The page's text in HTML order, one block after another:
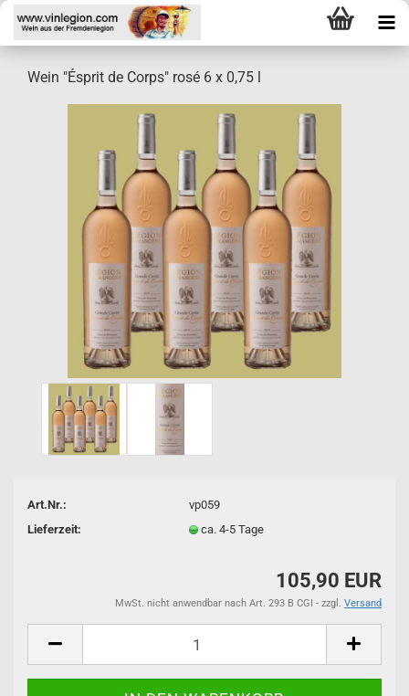
Wein "Ésprit de Corps" rosé 6 x 0,75 l
Art.Nr.:
vp059
Lieferzeit:
ca. 4-5 Tage
105,90 EUR
MwSt. nicht anwendbar nach Art. 293 B CGI - zzgl. Versand